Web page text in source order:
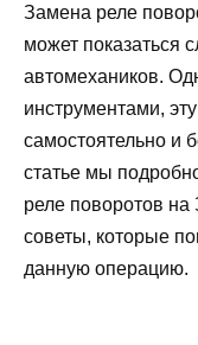
Замена реле
может показаться
автомехаников.
инструментами,
самостоятельно и
статье мы
реле поворотов
советы, которые
данную операцию.